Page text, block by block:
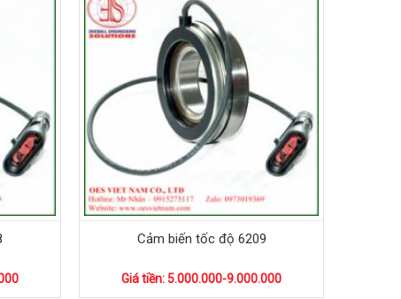
Cảm biến tốc độ 6209
Giá tiền: 5.000.000-9.000.000